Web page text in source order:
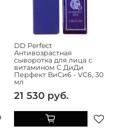
DD Perfect
Антивозрастная
сыворотка для лица с
витамином С ДиДи
Перфект ВиСи6 - VC6, 30
мл
21 530 руб.